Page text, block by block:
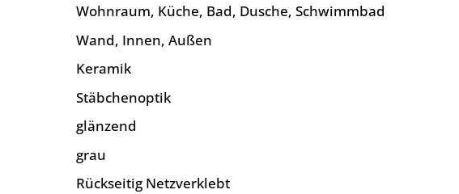
Wohnraum, Küche, Bad, Dusche, Schwimmbad
Wand, Innen, Außen
Keramik
Stäbchenoptik
glänzend
grau
Rückseitig Netzverklebt